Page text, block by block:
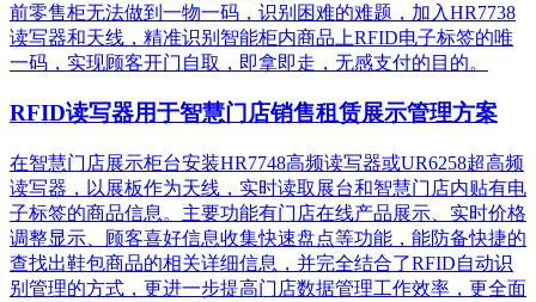
前零售柜无法做到一物一码，识别困难的难题，加入HR7738
读写器和天线，精准识别​智能柜内商品上RFID电子标签的唯
一码，实现顾客开门自取，即拿即走，无感支付的目的。
RFID读写器用于智慧门店销售租赁展示管理方案
在智慧门店展示柜台安装HR7748高频读写器或UR6258超高频
读写器，以展板作为天线，实时读取展台和智慧门店内贴有电
子标签的商品信息。主要功能有门店在线产品展示、实时价格
调整显示、顾客喜好信息收集快速盘点等功能，能防备快捷的
查找出鞋包商品的相关详细信息，并完全结合了RFID自动识
别管理的方式，更进一步提高门店数据管理工作效率，更全面